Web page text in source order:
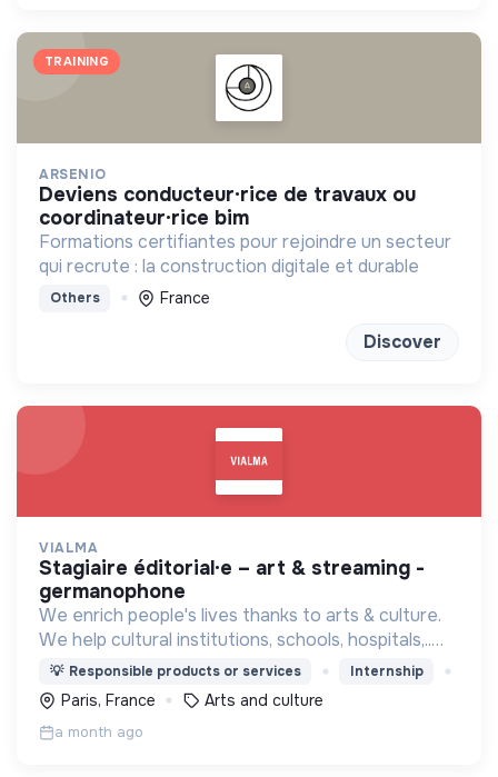
TRAINING
ARSENIO
deviens conducteur·rice de travaux ou
coordinateur·rice bim
Formations certifiantes pour rejoindre un secteur
qui recrute : la construction digitale et durable
Others France
Discover
VIALMA
stagiaire éditorial·e – art & streaming -
germanophone
We enrich people's lives thanks to arts & culture.
We help cultural institutions, schools, hospitals,..
improve their audiences' well-being with curated
programmes available through streaming.
💡 Responsible products or services Internship
Paris, France Arts and culture
a month ago